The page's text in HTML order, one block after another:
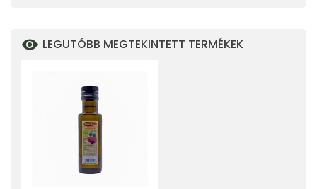
LEGUTÓBB MEGTEKINTETT TERMÉKEK